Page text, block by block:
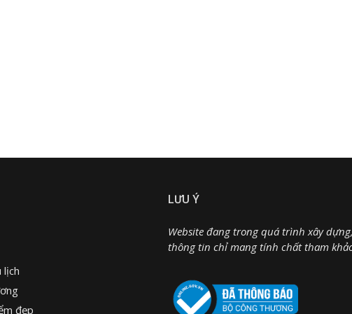
lịch
đẹp
LƯU Ý
Website đang trong quá trình xây
thông tin chỉ mang tính chất tham